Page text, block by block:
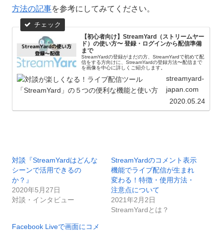
方法の記事を参考にしてみてください。
【初心者向け】StreamYard（ストリームヤー
ド）の使い方〜 登録・ログインから配信準備
まで
StreamYardの登録がまだの方、StreamYardで初めて配
信をする方向けに、StreamYardの登録方法〜配信まで
を画像を中心に詳しくご紹介します。
streamyard-
japan.com
2020.05.24
対談『StreamYardはどんな
シーンで活用できるの
か？』
2020年5月27日
対談・インタビュー
StreamYardのコメント表示
機能でライブ配信が生まれ
変わる！特徴・使用方法・
注意点について
2021年2月2日
StreamYardとは？
Facebook Liveで画面にコメ